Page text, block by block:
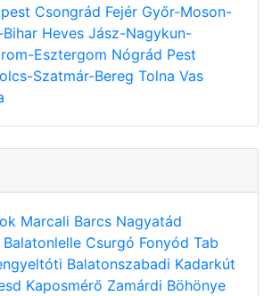
Csongrád Fejér Győr-Moson-
Heves Jász-Nagykun-
Esztergom Nógrád Pest
Szatmár-Bereg Tolna Vas
Marcali Barcs Nagyatád
Balatonlelle Csurgó Fonyód Tab
Balatonszabadi Kadarkút
Kaposmérő Zamárdi Böhönye